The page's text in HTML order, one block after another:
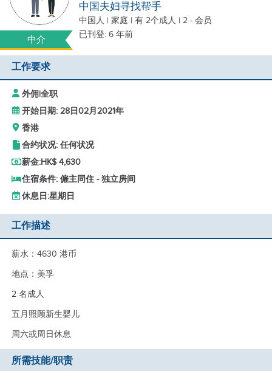
中介
中国夫妇寻找帮手
中国人 | 家庭 | 有 2个成人 | 2 - 会员
已刊登: 6 年前
工作要求
外佣|全职
开始日期: 28日02月2021年
香港
合约状况: 任何状况
薪金:HK$ 4,630
住宿条件: 僱主同住 - 独立房间
休息日:星期日
工作描述
薪水：4630 港币
地点：美孚
2 名成人
五月照顾新生婴儿
周六或周日休息
所需技能/职责